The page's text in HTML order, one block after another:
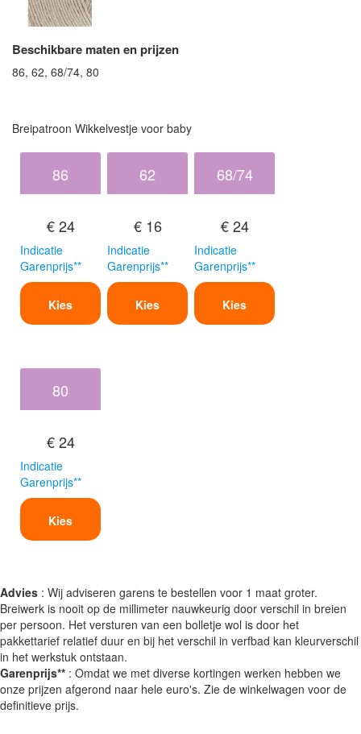
Beschikbare maten en prijzen
86, 62, 68/74, 80
Breipatroon Wikkelvestje voor baby
86
€ 24
Indicatie
Garenprijs**
Kies
62
€ 16
Indicatie
Garenprijs**
Kies
68/74
€ 24
Indicatie
Garenprijs**
Kies
80
€ 24
Indicatie
Garenprijs**
Kies
Advies : Wij adviseren garens te bestellen voor 1 maat groter.
Breiwerk is nooit op de millimeter nauwkeurig door verschil in breien
per persoon. Het versturen van een bolletje wol is door het
pakkettarief relatief duur en bij het verschil in verfbad kan kleurverschil
in het werkstuk ontstaan.
Garenprijs** : Omdat we met diverse kortingen werken hebben we
onze prijzen afgerond naar hele euro's. Zie de winkelwagen voor de
definitieve prijs.